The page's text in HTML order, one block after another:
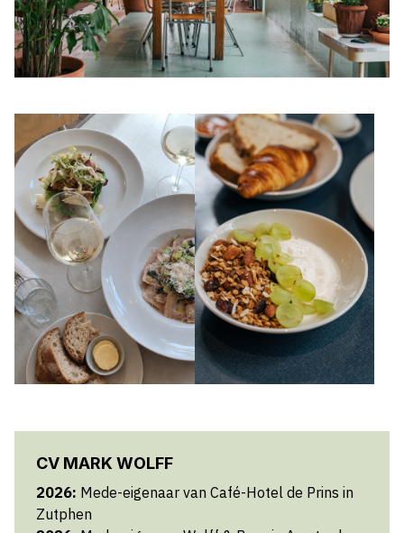
CV MARK WOLFF
2026: Mede-eigenaar van Café-Hotel de Prins in
Zutphen